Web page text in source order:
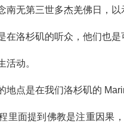
南无第三世多杰羌佛日，以
在洛杉矶的听众，他们也是
活动。
地点是在我们洛杉矶的
里面提到佛教是注重因果